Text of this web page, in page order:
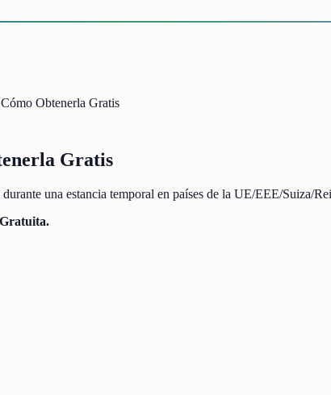
Obtenerla Gratis
Gratis
una estancia temporal en países de la UE/EEE/Suiza/
Gratuita.